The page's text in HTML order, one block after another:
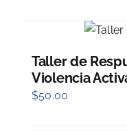
Taller de
Violencia
$50.00